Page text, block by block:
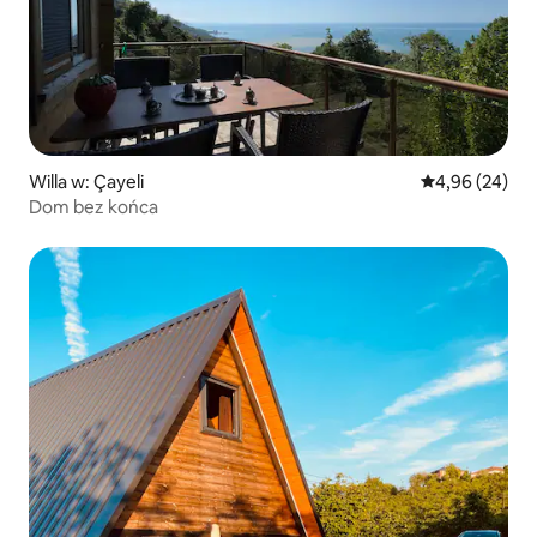
Willa w: Çayeli Średnia
4,96 (24)
Dom bez końca